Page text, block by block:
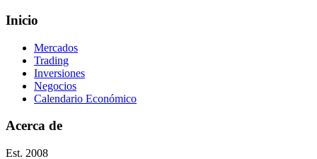
Inicio
Mercados
Trading
Inversiones
Negocios
Calendario Económico
Acerca de
Est. 2008